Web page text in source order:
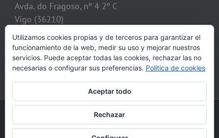
Avda. do Fragoso, nº 4 2º C
Vigo (36210)
Tlf: 986 128 621
despacho@calvosobrino.com
©2013 Despacho CALVO SOBRINO, C.B. Todos los derechos reservados |
Utilizamos cookies propias y de terceros para garantizar el
funcionamiento de la web, medir su uso y mejorar nuestros
servicios. Puede aceptar todas las cookies, rechazar las no
necesarias o configurar sus preferencias. Política de cookies
Aceptar todo
Rechazar